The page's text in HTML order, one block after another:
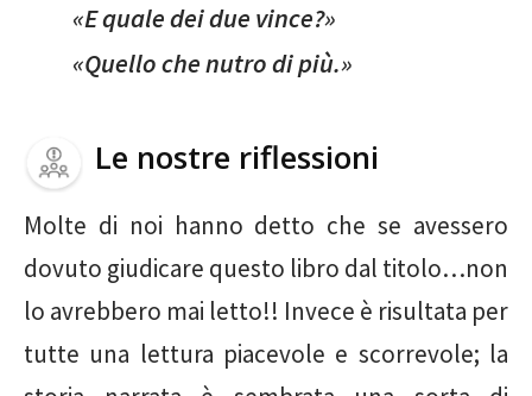
«E quale dei due vince?»
«Quello che nutro di più.»
Le nostre riflessioni
Molte di noi hanno detto che se avessero
dovuto giudicare questo libro dal titolo…non
lo avrebbero mai letto!! Invece è risultata per
tutte una lettura piacevole e scorrevole; la